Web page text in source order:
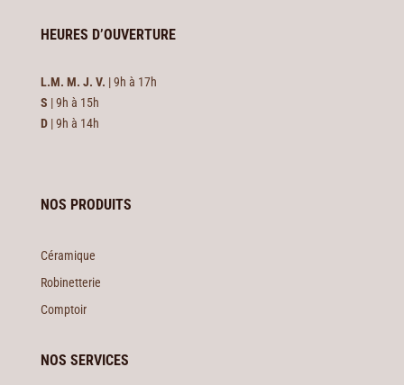
HEURES D’OUVERTURE
L.M. M. J. V. | 9h à 17h
S | 9h à 15h
D| 9h à 14h
NOS PRODUITS
Céramique
Robinetterie
Comptoir
NOS SERVICES